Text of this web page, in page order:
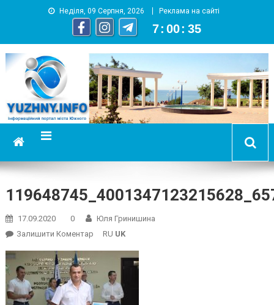
Неділя, 09 Серпня, 2026 Реклама на сайті
7 : 00 : 35
YUZHNY.INFO
информационный портал города Южный
17.09.2020 0
Юля Гринишина
Залишити КоментарOn RU UK